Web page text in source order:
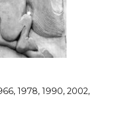
1978, 1990, 2002,